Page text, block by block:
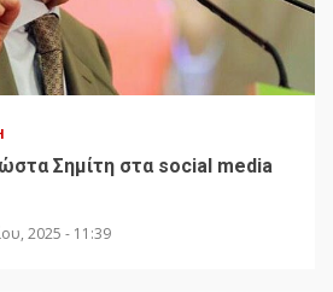
Σημίτη στα social media
2025 - 11:39